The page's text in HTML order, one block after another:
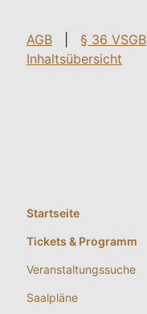
AGB § 36 VSGB
Inhaltsübersicht
Startseite
Tickets & Programm
Veranstaltungssuche
Saalpläne